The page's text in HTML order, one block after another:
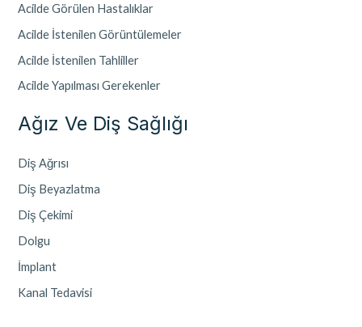
Acilde Görülen Hastalıklar
Acilde İstenilen Görüntülemeler
Acilde İstenilen Tahliller
Acilde Yapılması Gerekenler
Ağız Ve Diş Sağlığı
Diş Ağrısı
Diş Beyazlatma
Diş Çekimi
Dolgu
İmplant
Kanal Tedavisi